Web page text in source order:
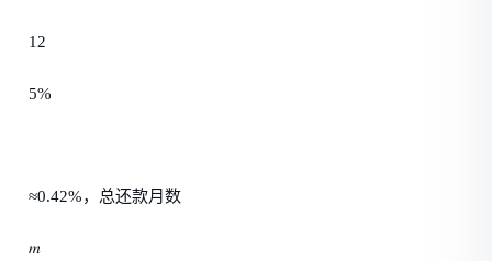
12
5%
≈0.42%，总还款月数
𝑚